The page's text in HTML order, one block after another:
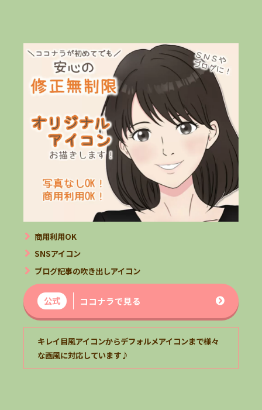
商用利用OK
SNSアイコン
ブログ記事の吹き出しアイコン
公式 ココナラで見る
キレイ目風アイコンからデフォルメアイコンまで様々
な画風に対応しています♪